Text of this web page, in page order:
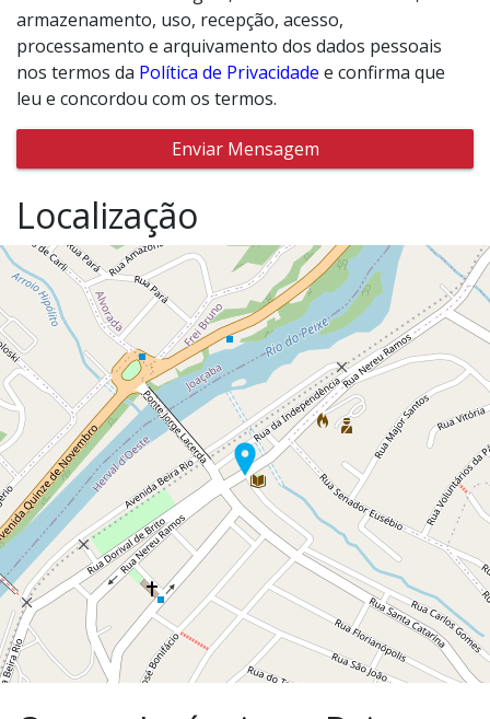
armazenamento, uso, recepção, acesso,
processamento e arquivamento dos dados pessoais
nos termos da Política de Privacidade e confirma que
leu e concordou com os termos.
Enviar Mensagem
Localização